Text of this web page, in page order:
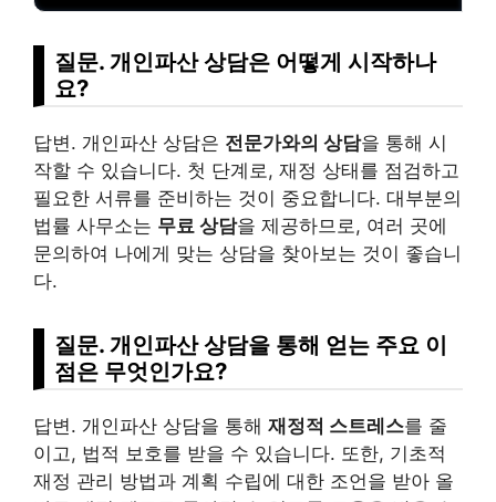
질문. 개인파산 상담은 어떻게 시작하나
요?
답변. 개인파산 상담은 전문가와의 상담을 통해 시
작할 수 있습니다. 첫 단계로, 재정 상태를 점검하고
필요한 서류를 준비하는 것이 중요합니다. 대부분의
법률 사무소는 무료 상담을 제공하므로, 여러 곳에
문의하여 나에게 맞는 상담을 찾아보는 것이 좋습니
다.
질문. 개인파산 상담을 통해 얻는 주요 이
점은 무엇인가요?
답변. 개인파산 상담을 통해 재정적 스트레스를 줄
이고, 법적 보호를 받을 수 있습니다. 또한, 기초적
재정 관리 방법과 계획 수립에 대한 조언을 받아 올